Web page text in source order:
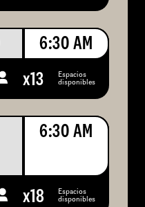
6:30 AM
x13 Espacios
disponibles
6:30 AM
x18 Espacios
disponibles